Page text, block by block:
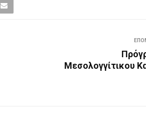
Μεσολογγίτικου